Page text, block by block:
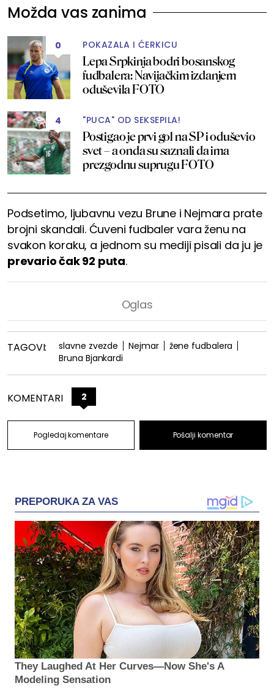
Možda vas zanima
0 POKAZALA I ĆERKICU
Lepa Srpkinja bodri bosanskog
fudbalera: Navijačkim izdanjem
oduševila FOTO
4 "PUCA" OD SEKSEPILA!
Postigao je prvi gol na SP i oduševio
svet – a onda su saznali da ima
prezgodnu suprugu FOTO
Podsetimo, ljubavnu vezu Brune i Nejmara prate
brojni skandali. Ćuveni fudbaler vara ženu na
svakon koraku, a jednom su mediji pisali da ju je
prevario čak 92 puta.
TAGOVI: slavne zvezde Nejmar
žene fudbalera
Bruna Bjankardi
KOMENTARI 2
Pogledaj komentare Pošalji komentar
PREPORUKA ZA VAS
They Laughed At Her Curves—Now She's A
Modeling Sensation